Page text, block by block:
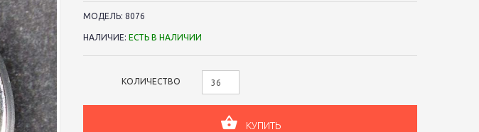
МОДЕЛЬ: 8076
НАЛИЧИЕ: ЕСТЬ В НАЛИЧИИ
КОЛИЧЕСТВО
КУПИТЬ